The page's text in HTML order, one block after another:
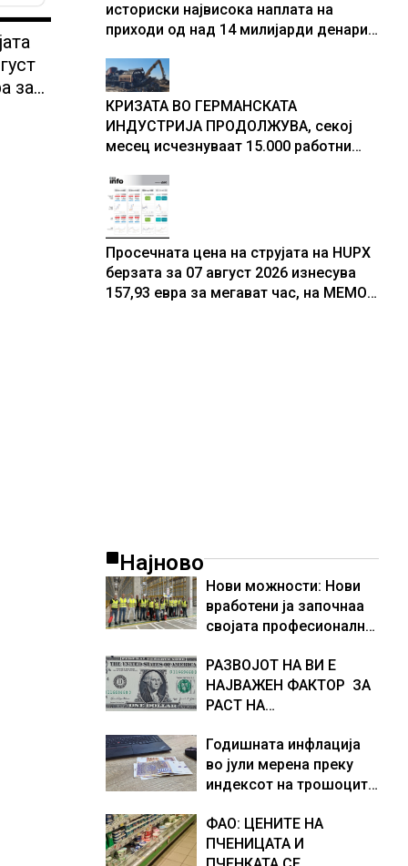
за
историски највисока наплата на
приходи од над 14 милијарди денари
резултати
КРИЗАТА ВО ГЕРМАНСКАТА
ИНДУСТРИЈА ПРОДОЛЖУВА, секој
месец исчезнуваат 15.000 работни
Просечната цена на струјата на HUPX
берзата за 07 август 2026 изнесува
157,93 евра за мегават час, на МЕМО
Најново
Нови можности: Нови
вработени ја започнаа
својата професионална
Логистичкиот центар во
Куманово
РАЗВОЈОТ НА ВИ Е
НАЈВАЖЕН ФАКТОР ЗА
РАСТ НА
ЕКОНОМИЈА
Годишната инфлација
во јули мерена преку
индексот на трошоците
ФАО: ЦЕНИТЕ НА
ПЧЕНИЦАТА И